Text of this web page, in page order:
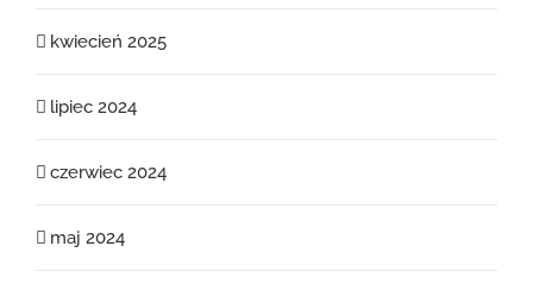
kwiecień 2025
lipiec 2024
czerwiec 2024
maj 2024